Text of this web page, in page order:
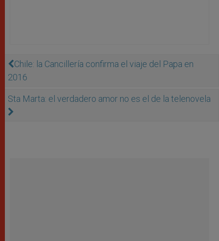
Chile: la Cancillería confirma el viaje del Papa en
2016
Sta Marta: el verdadero amor no es el de la telenovela